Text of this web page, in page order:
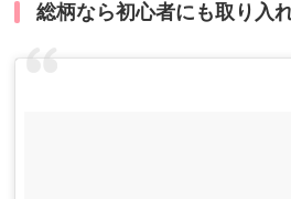
総柄なら初心者にも取り入